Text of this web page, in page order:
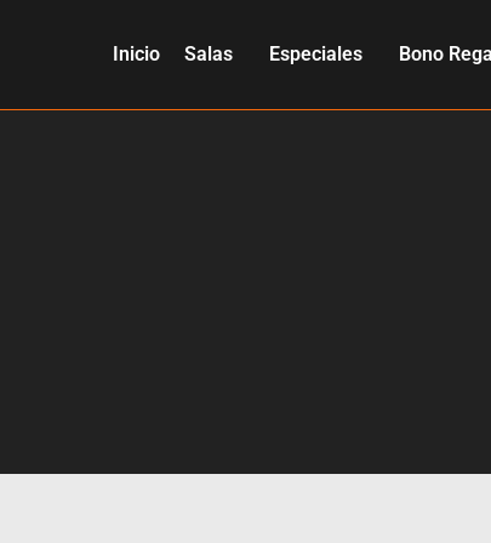
Inicio Salas Especiales Bono